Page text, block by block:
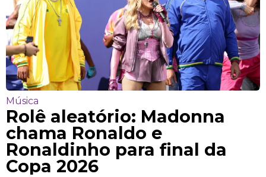
Música
Rolê aleatório: Madonna
chama Ronaldo e
Ronaldinho para final da
Copa 2026